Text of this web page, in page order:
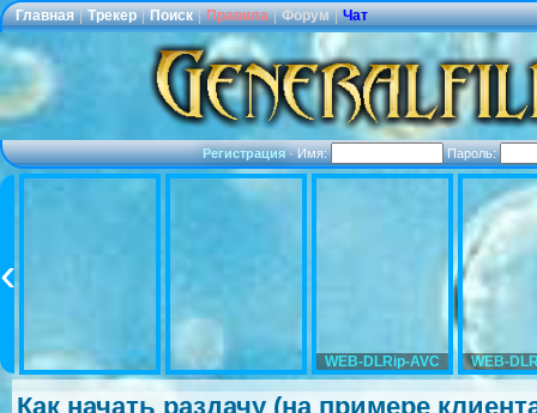
Главная | Трекер | Поиск | Правила | Форум | Чат
Регистрация·Имя: Пароль:
WEB-DLRip-AVC WEB-
Как начать раздачу (на примере